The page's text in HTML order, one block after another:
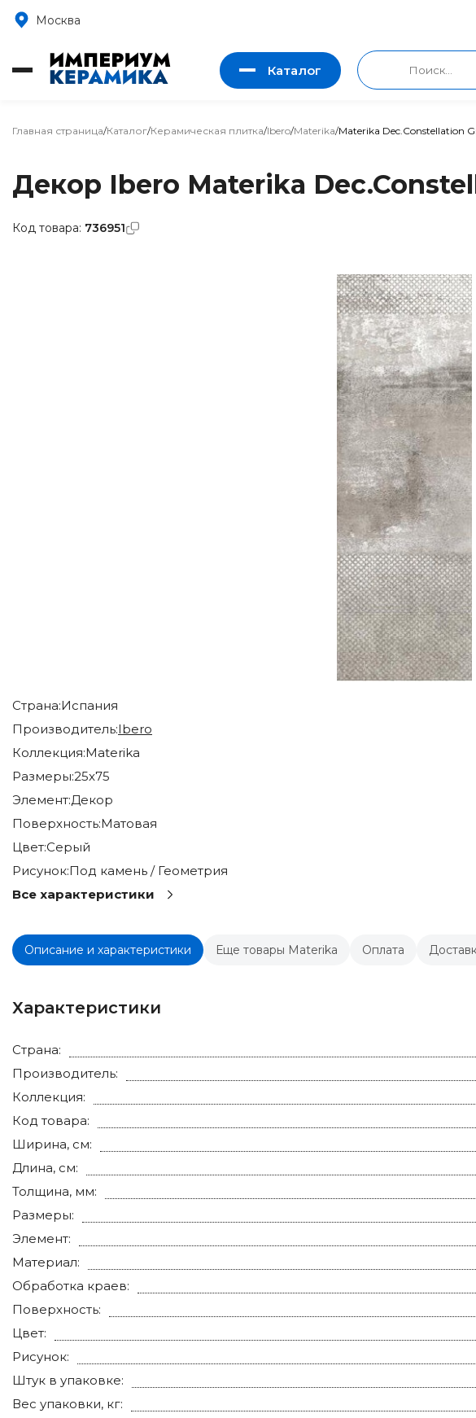
Москва
Каталог
Главная страница/Каталог/Керамическая плитка/Ibero/Materika/Materika Dec.Constellation
Декор Ibero Materika
Страна:Испания
Производитель:Ibero
Коллекция:Materika
Размеры:25x75
Элемент:Декор
Поверхность:Матовая
Цвет:Серый
Рисунок:Под камень / Геометрия
Все характеристики
Описание и характеристики Еще товары Materika Оплата
Характеристики
Страна:
Производитель:
Коллекция:
Код товара:
Ширина, см:
Длина, см:
Толщина, мм:
Размеры:
Элемент:
Материал:
Обработка краев:
Поверхность:
Цвет:
Рисунок:
Штук в упаковке:
Вес упаковки, кг:
Код товара: 736951